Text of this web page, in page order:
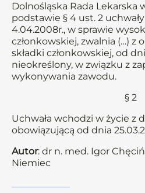
Dolnośląska Rada Lekarska
podstawie § 4 ust. 2
4.04.2008r., w sprawie
członkowskiej, zwalnia (…) z
składki członkowskiej, od
nieokreślony, w związku z
wykonywania zawodu.
§ 2
Uchwała wchodzi w życie z
obowiązującą od dnia
Autor: dr n. med. Igor
Niemiec